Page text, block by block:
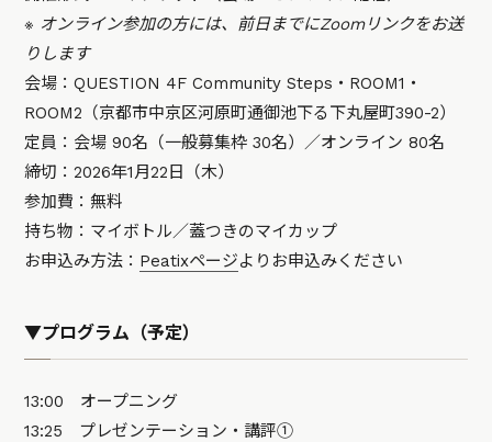
※ オンライン参加の方には、前日までにZoomリンクをお送
りします
会場：QUESTION 4F Community Steps・ROOM1・
ROOM2（京都市中京区河原町通御池下る下丸屋町390-2）
定員：会場 90名（一般募集枠 30名）／オンライン 80名
締切：2026年1月22日（木）
参加費：無料
持ち物：マイボトル／蓋つきのマイカップ
お申込み方法： Peatixページよりお申込みください
▼プログラム（予定）
13:00 オープニング
13:25 プレゼンテーション・講評①